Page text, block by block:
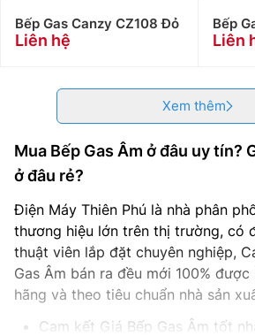
Bếp Gas Canzy CZ108 Đỏ
Liên hệ
Bếp
Liên
Xem thêm
Mua Bếp Gas Âm ở đâu uy tín?
ở đâu rẻ?
Điện Máy Thiên Phú là nhà phân
thương hiệu lớn trên thị trường, có
thuật viên lắp đặt chuyên nghiệp,
Gas Âm bán ra đều mới 100%
hãng và theo tiêu chuẩn nhà sản
Cam kết Giá Bếp Gas Âm tốt